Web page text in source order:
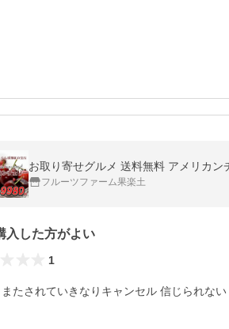
お取り寄せグルメ 送料無料 アメリカ
フルーツファーム果楽土
入した方がよい
1
たされていきなりキャンセル 信じられない